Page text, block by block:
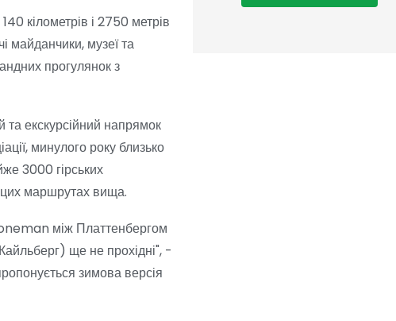
кілометрів і 2750 метрів
майданчики, музеї та
прогулянок з
та екскурсійний напрямок
минулого року близько
3000 гірських
цих маршрутах вища.
між Платтенбергом
ще не прохідні", -
зимова версія